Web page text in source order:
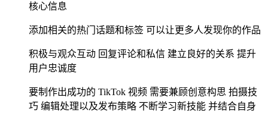
核心信息
添加相关的热门话题和标签 可以让更多人发现你的作品
积极与观众互动 回复评论和私信 建立良好的关系 提升
用户忠诚度
要制作出成功的 TikTok 视频 需要兼顾创意构思 拍摄技
巧 编辑处理以及发布策略 不断学习新技能 并结合自身